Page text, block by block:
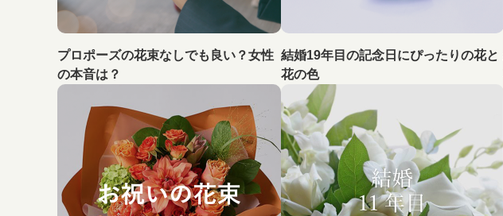
プロポーズの花束なしでも良い？女性
の本音は？
結婚19年目の記念日にぴったりの花と
花の色